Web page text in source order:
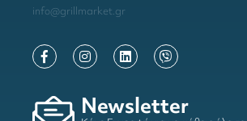
info@grillmarket.gr
Newsletter